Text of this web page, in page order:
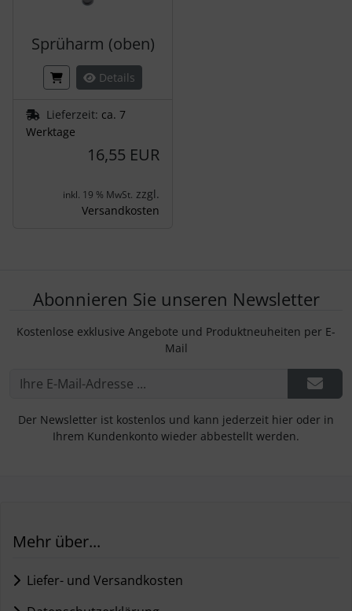
Sprüharm (oben)
Details
Lieferzeit: ca. 7
Werktage
16,55 EUR
inkl. 19 % MwSt. zzgl.
Versandkosten
Abonnieren Sie unseren Newsletter
Kostenlose exklusive Angebote und Produktneuheiten per E-
Mail
Der Newsletter ist kostenlos und kann jederzeit hier oder in
Ihrem Kundenkonto wieder abbestellt werden.
Mehr über...
Liefer- und Versandkosten